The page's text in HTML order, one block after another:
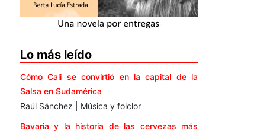
Lo más leído
Cómo Cali se convirtió en la capital de la
Salsa en Sudamérica
Raúl Sánchez | Música y folclor
Bavaria y la historia de las cervezas más